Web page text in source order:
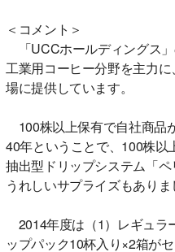
＜コメント＞
「UCCホールディングス
工業用コーヒー分野を主力
場に提供しています。
100株以上保有で自社商品
40年ということで、100株
抽出型ドリップシステム「
うれしいサプライズもありま
2014年度は（1）レギュラ
ップパック10杯入り×2箱が